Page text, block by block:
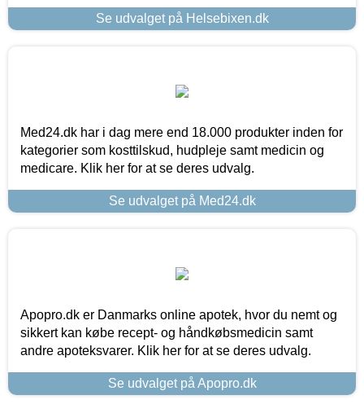
Se udvalget på Helsebixen.dk
Med24.dk har i dag mere end 18.000 produkter inden for
kategorier som kosttilskud, hudpleje samt medicin og
medicare. Klik her for at se deres udvalg.
Se udvalget på Med24.dk
Apopro.dk er Danmarks online apotek, hvor du nemt og
sikkert kan købe recept- og håndkøbsmedicin samt
andre apoteksvarer. Klik her for at se deres udvalg.
Se udvalget på Apopro.dk